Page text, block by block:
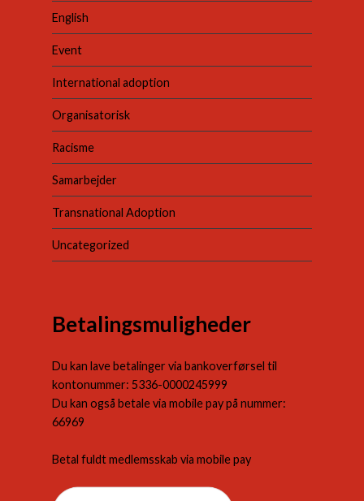
English
Event
International adoption
Organisatorisk
Racisme
Samarbejder
Transnational Adoption
Uncategorized
Betalingsmuligheder
Du kan lave betalinger via bankoverførsel til
kontonummer: 5336-0000245999
Du kan også betale via mobile pay på nummer:
66969
Betal fuldt medlemsskab via mobile pay